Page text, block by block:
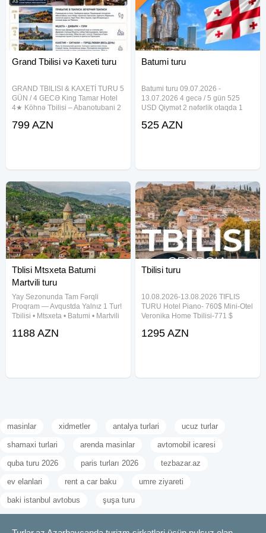
Grand Tbilisi və Kaxeti turu
GRAND TBILISI & KAXETİ TURU 5
GÜN / 4 GECƏ King Tamar Hotel
4★ Köhnə Tbilisi – Abanotubani 2
Tək nəfərlik yerləşmə: 540 USD
799 AZN
Batumi turu
Batumi turu 09.07.2026 -
13.07.2026 4 gecə / 5 gün 525
USD Qiymət 2 nəfərlik otaqda 1
Qiymətə daxildir Oteldə gecələmə
525 AZN
Tblisi Mtsxeta Batumi
Martvili turu
Yay Sezonunda Tam Fərqli
Proqram — Avqustda Yalnız 1 Tur!
Tbilisi • Mtsxeta • Batumi • Martvili
şəhərlər, Qaradəniz sahili, yaşıl
1188 AZN
Tbilisi turu
10.08.2026-13.08.2026 TIFLIS
TURU Hotel Piano- 760$ Mini-Otel
Veronika Home Tbilisi-771 $
Hotel-780 $ Boutique hotel Terra
1295 AZN
masinlar xidmetler antalya turlari ucuz turlar
shamaxi turlari arenda masinlar avtomobil icaresi
quba turu 2026 paris turları 2026 tezbazar.az
ev elanlari rent a car baku umre ziyareti
baki istanbul avtobus şuşa turu